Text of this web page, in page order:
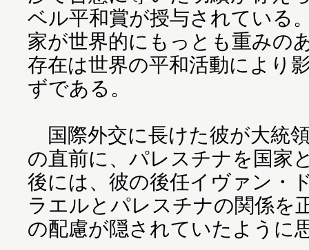
ベル平和賞が授与されている
家が世界的にもっとも重みの
存在は世界の平和活動により
ずである。
国際外交に長けた彼が大統
の直前に、パレスチナを国家
後には、彼の後任イヴァン・
ラエルとパレスチナの関係を
の配慮が隠されていたように